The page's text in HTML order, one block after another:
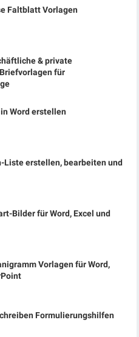
Faltblatt Vorlagen
& private
für
Word erstellen
Liste erstellen, bearbeiten und
Bilder für Word, Excel und
Vorlagen für Word,
Formulierungshilfen